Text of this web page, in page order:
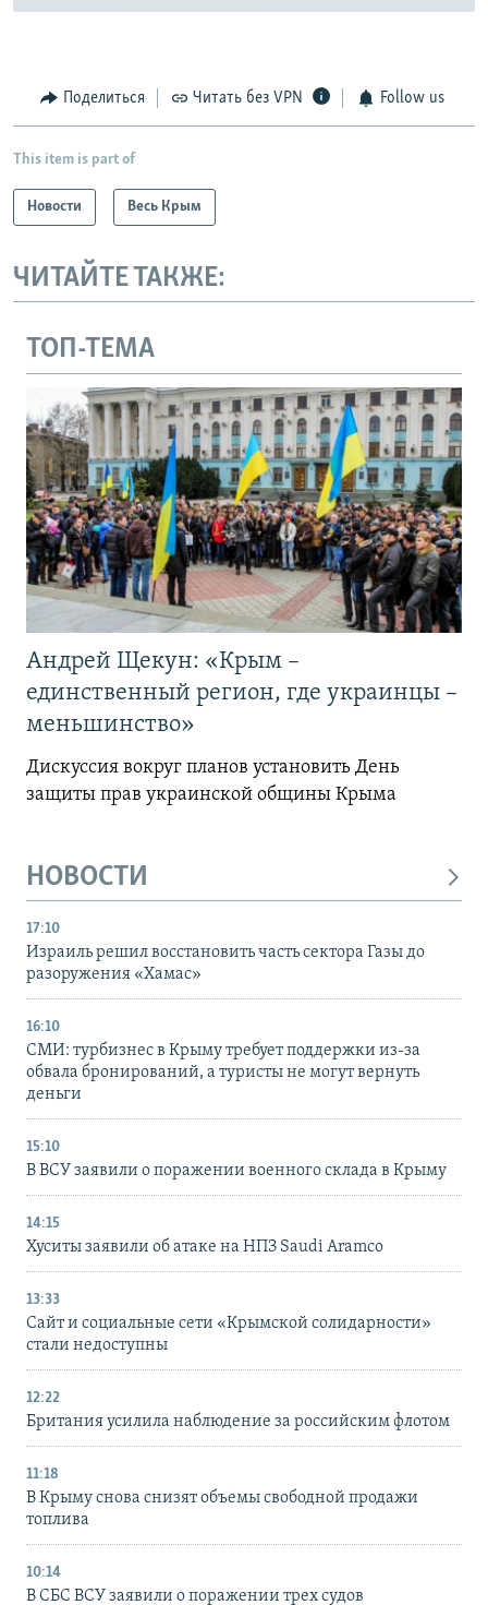
Поделиться Читать без VPN Follow us
This item is part of
Новости Весь Крым
ЧИТАЙТЕ ТАКЖЕ:
ТОП-ТЕМА
Андрей Щекун: «Крым –
единственный регион, где украинцы –
меньшинство»
Дискуссия вокруг планов установить День
защиты прав украинской общины Крыма
НОВОСТИ
17:10
Израиль решил восстановить часть сектора Газы до
разоружения «Хамас»
16:10
СМИ: турбизнес в Крыму требует поддержки из-за
обвала бронирований, а туристы не могут вернуть
деньги
15:10
В ВСУ заявили о поражении военного склада в Крыму
14:15
Хуситы заявили об атаке на НПЗ Saudi Aramco
13:33
Сайт и социальные сети «Крымской солидарности»
стали недоступны
12:22
Британия усилила наблюдение за российским флотом
11:18
В Крыму снова снизят объемы свободной продажи
топлива
10:14
В СБС ВСУ заявили о поражении трех судов